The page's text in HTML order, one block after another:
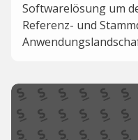
Softwarelösung um
Referenz- und